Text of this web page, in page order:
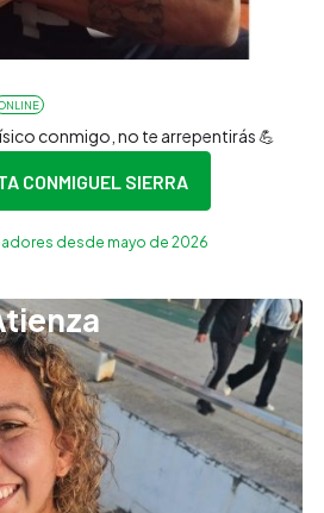
conmigo, no te arrepentirás 💪
CONMIGUEL SIERRA
desde mayo de 2026